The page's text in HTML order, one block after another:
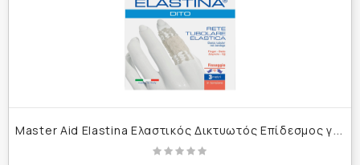
M
aster Aid Elastina Ελαστικός Δικτυωτός Επίδεσμος για το Δάκτυλο 3m